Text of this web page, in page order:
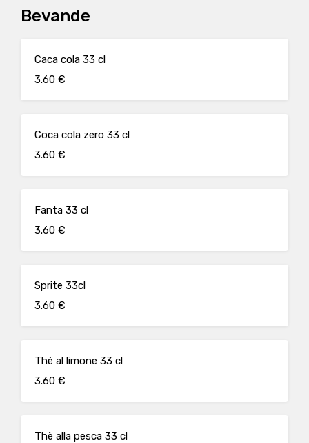
Bevande
Caca cola 33 cl
3.60 €
Coca cola zero 33 cl
3.60 €
Fanta 33 cl
3.60 €
Sprite 33cl
3.60 €
Thè al limone 33 cl
3.60 €
Thè alla pesca 33 cl